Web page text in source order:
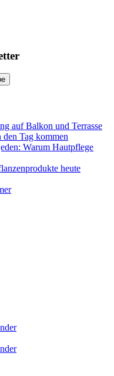
auf Balkon und Terrasse
Tag kommen
Warum Hautpflege
heute